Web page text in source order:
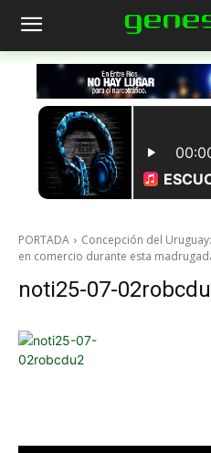
PORTADA
Concepción del
en comercio durante esta
noti25-07-